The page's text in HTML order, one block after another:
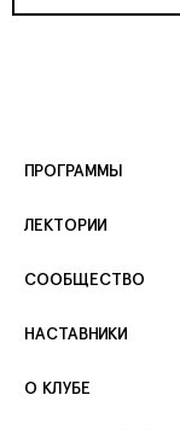
ПРОГРАММЫ
ЛЕКТОРИИ
СООБЩЕСТВО
НАСТАВНИКИ
О КЛУБЕ